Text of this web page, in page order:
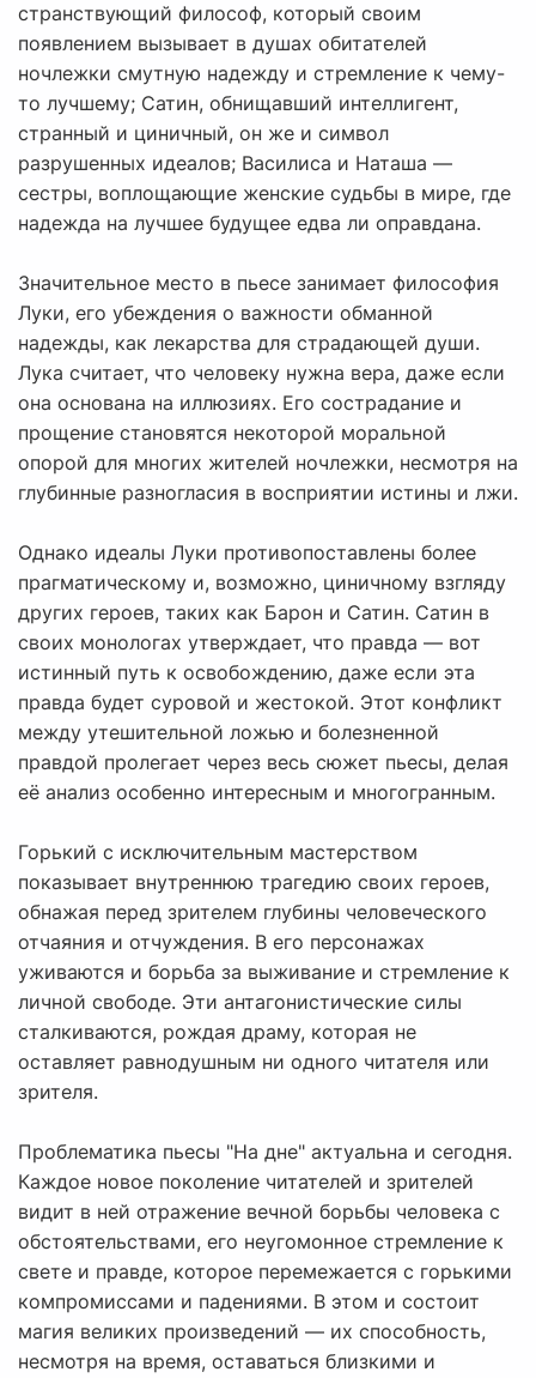
странствующий философ, который своим
появлением вызывает в душах обитателей
ночлежки смутную надежду и стремление к чему-
то лучшему; Сатин, обнищавший интеллигент,
странный и циничный, он же и символ
разрушенных идеалов; Василиса и Наташа —
сестры, воплощающие женские судьбы в мире, где
надежда на лучшее будущее едва ли оправдана.
Значительное место в пьесе занимает философия
Луки, его убеждения о важности обманной
надежды, как лекарства для страдающей души.
Лука считает, что человеку нужна вера, даже если
она основана на иллюзиях. Его сострадание и
прощение становятся некоторой моральной
опорой для многих жителей ночлежки, несмотря на
глубинные разногласия в восприятии истины и лжи.
Однако идеалы Луки противопоставлены более
прагматическому и, возможно, циничному взгляду
других героев, таких как Барон и Сатин. Сатин в
своих монологах утверждает, что правда — вот
истинный путь к освобождению, даже если эта
правда будет суровой и жестокой. Этот конфликт
между утешительной ложью и болезненной
правдой пролегает через весь сюжет пьесы, делая
её анализ особенно интересным и многогранным.
Горький с исключительным мастерством
показывает внутреннюю трагедию своих героев,
обнажая перед зрителем глубины человеческого
отчаяния и отчуждения. В его персонажах
уживаются и борьба за выживание и стремление к
личной свободе. Эти антагонистические силы
сталкиваются, рождая драму, которая не
оставляет равнодушным ни одного читателя или
зрителя.
Проблематика пьесы "На дне" актуальна и сегодня.
Каждое новое поколение читателей и зрителей
видит в ней отражение вечной борьбы человека с
обстоятельствами, его неугомонное стремление к
свете и правде, которое перемежается с горькими
компромиссами и падениями. В этом и состоит
магия великих произведений — их способность,
несмотря на время, оставаться близкими и